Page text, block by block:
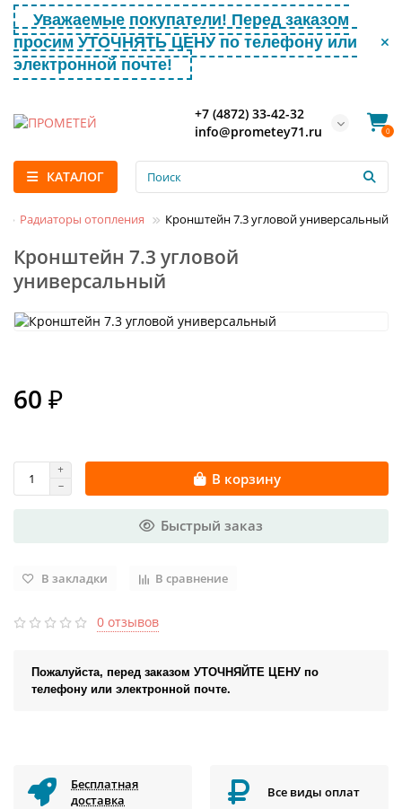
Уважаемые покупатели! Перед заказом
просим УТОЧНЯТЬ ЦЕНУ по телефону или
электронной почте!
+7 (4872) 33-42-32
info@prometey71.ru
0
КАТАЛОГ
Радиаторы отопления Кронштейн 7.3 угловой универсальный
Кронштейн 7.3 угловой
универсальный
60 ₽
В корзину
Быстрый заказ
В закладки В сравнение
0 отзывов
Пожалуйста, перед заказом УТОЧНЯЙТЕ ЦЕНУ по
телефону или электронной почте.
Бесплатная
доставка
Все виды оплат